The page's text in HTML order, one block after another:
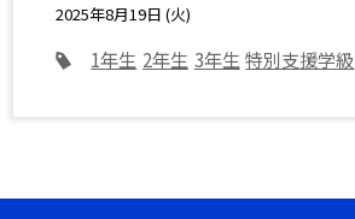
2025年8月19日 (火)
1年生 2年生 3年生 特別支援学級